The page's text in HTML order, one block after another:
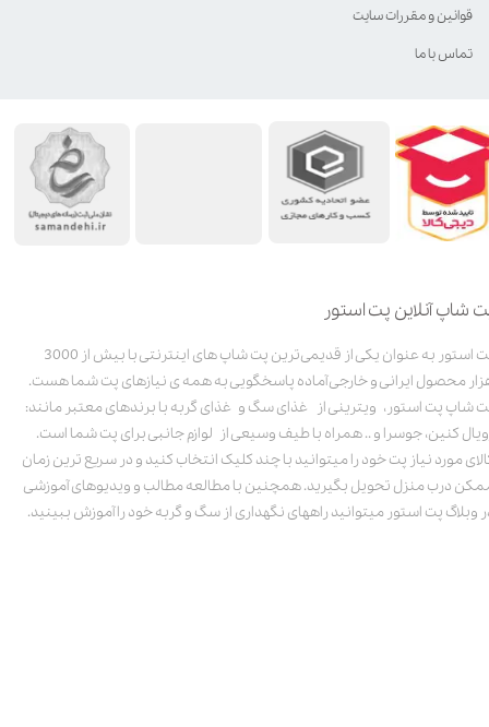
شاپ آنلاین پت استور
پت استور به عنوان یکی از قدیمی‌ترین پت شاپ های اینترنتی با بیش از 3000
محصول ایرانی و خارجی آماده پاسخگویی به همه ی نیازهای پت شما هست.
شاپ پت استور، ویترینی از غذای سگ و غذای گربه با برندهای معتبر مانند:
کنین، جوسرا و .. همراه با طیف وسیعی از لوازم جانبی برای پت شما است.
مورد نیاز پت خود را میتوانید با چند کلیک انتخاب کنید و در سریع ترین زمان
درب منزل تحویل بگیرید. همچنین با مطالعه مطالب و ویدیوهای آموزشی
وبلاگ پت استور میتوانید راههای نگهداری از سگ و گربه خود را آموزش ببینید.
قوانین و مقررات سایت
تماس با ما